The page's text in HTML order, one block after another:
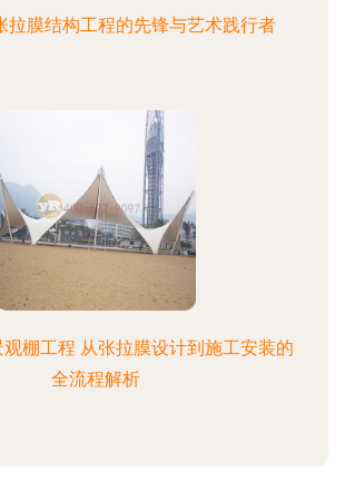
拉膜结构工程的先锋与艺术践行者
棚工程 从张拉膜设计到施工安装的
全流程解析